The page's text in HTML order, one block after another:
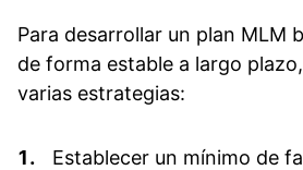
Para desarrollar un plan MLM
de forma estable a largo
varias estrategias:
Establecer un mínimo de